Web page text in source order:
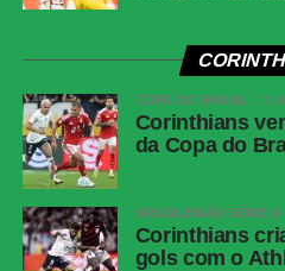
COPA DO BRASIL 2
Corinthians
da Copa do
BRASILEIRÃO SÉRIE A
Corinthians
gols com o